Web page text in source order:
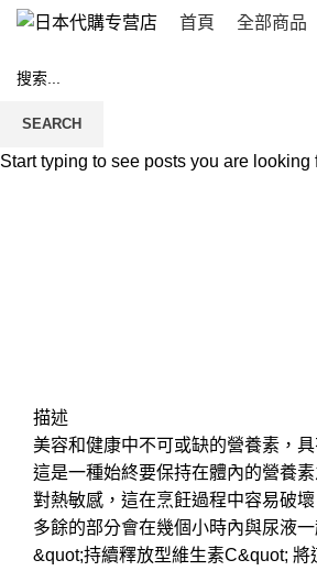
首頁 全部商品
Click to
描述
美容和健康中不可或缺的營養素，
這是一種始終要保持在體內的營養
對熱敏感，這在烹飪過程中容易破
多餘的部分會在幾個小時內與尿液
&quot;持續釋放型維生素C&quot;
SEARCH
Start typing to see posts you are looking